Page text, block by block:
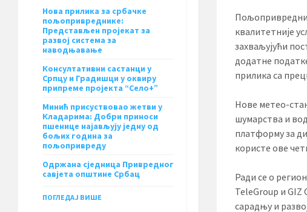
квалитетније
захваљујући
додатне
прилика са
Нове метео-
шумарства и
платформу за
користе ове
Ради се о
TeleGroup и GIZ
сарадњу и
Нова прилика за србачке
пољопривреднике:
Представљен пројекат за
развој система за
наводњавање
Консултативни састанци у
Српцу и Градишци у оквиру
припреме пројекта “Село+”
Минић присуствовао жетви у
Кладарима: Добри приноси
пшенице најављују једну од
бољих година за
пољопривреду
Одржана сједница Привредног
савјета општине Србац
ПОГЛЕДАЈ ВИШЕ